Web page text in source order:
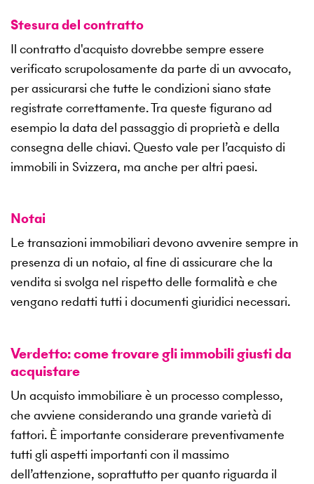
Stesura del contratto
Il contratto d'acquisto dovrebbe sempre essere
verificato scrupolosamente da parte di un avvocato,
per assicurarsi che tutte le condizioni siano state
registrate correttamente. Tra queste figurano ad
esempio la data del passaggio di proprietà e della
consegna delle chiavi. Questo vale per l’acquisto di
immobili in Svizzera, ma anche per altri paesi.
Notai
Le transazioni immobiliari devono avvenire sempre in
presenza di un notaio, al fine di assicurare che la
vendita si svolga nel rispetto delle formalità e che
vengano redatti tutti i documenti giuridici necessari.
Verdetto: come trovare gli immobili giusti da
acquistare
Un acquisto immobiliare è un processo complesso,
che avviene considerando una grande varietà di
fattori. È importante considerare preventivamente
tutti gli aspetti importanti con il massimo
dell’attenzione, soprattutto per quanto riguarda il